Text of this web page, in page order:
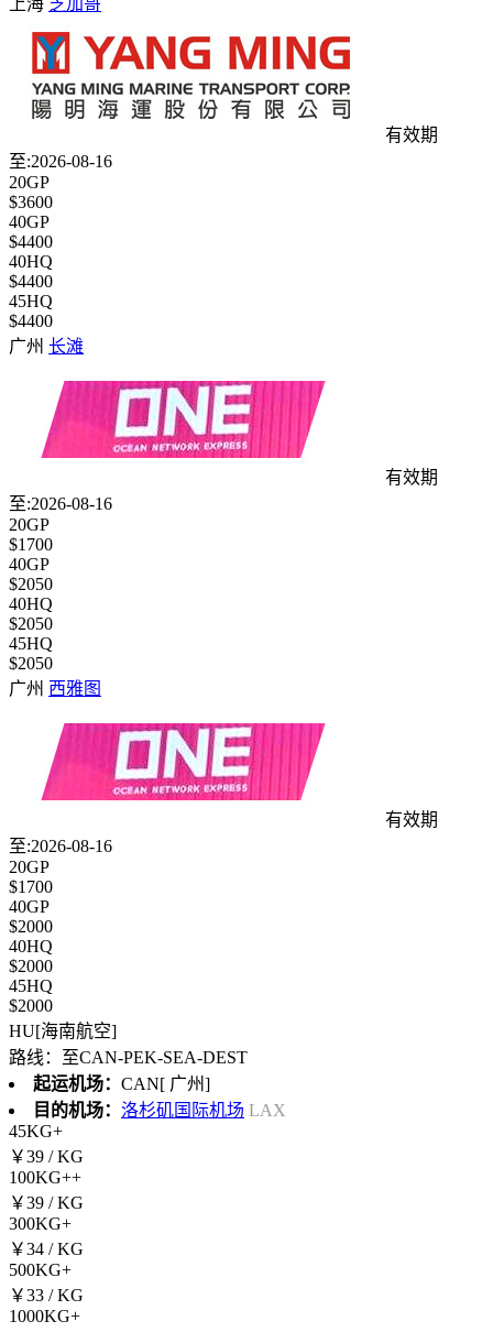
上海 芝加哥
有效期
至:2026-08-16
20GP
$3600
40GP
$4400
40HQ
$4400
45HQ
$4400
广州 长滩
有效期
至:2026-08-16
20GP
$1700
40GP
$2050
40HQ
$2050
45HQ
$2050
广州 西雅图
有效期
至:2026-08-16
20GP
$1700
40GP
$2000
40HQ
$2000
45HQ
$2000
HU[海南航空]
路线：至CAN-PEK-SEA-DEST
起运机场： CAN[ 广州]
目的机场： 洛杉矶国际机场 LAX
45KG+
￥39 / KG
100KG++
￥39 / KG
300KG+
￥34 / KG
500KG+
￥33 / KG
1000KG+